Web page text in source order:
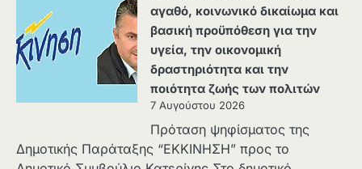
αγαθό, κοινωνικό δικαίωμα και
βασική προϋπόθεση για την
υγεία, την οικονομική
δραστηριότητα και την
ποιότητα ζωής των πολιτών
7 Αυγούστου 2026
Πρόταση ψηφίσματος της
Δημοτικής Παράταξης “ΕΚΚΙΝΗΣΗ” προς το